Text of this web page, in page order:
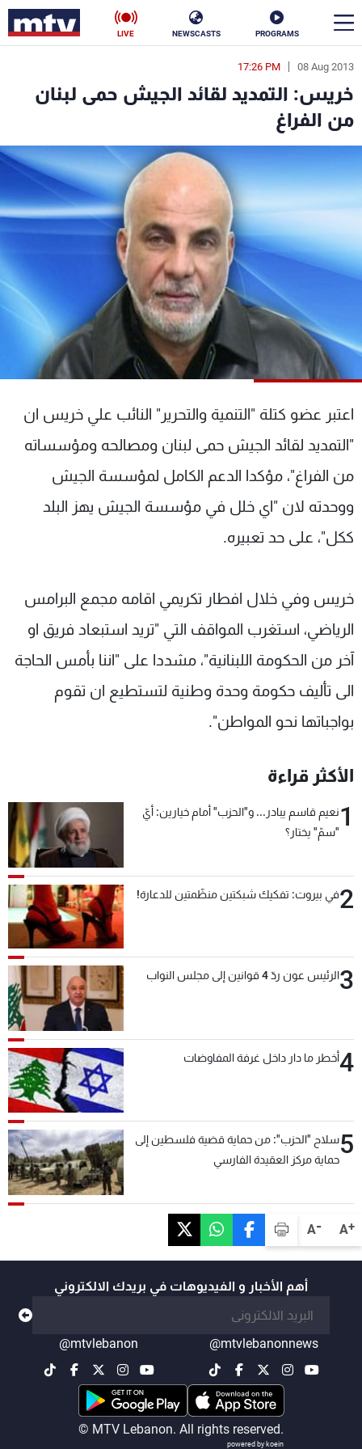
PROGRAMS
NEWSCASTS
LIVE
A+
A-
08 Aug 2013
17:26 PM
خريس: التمديد لقائد الجيش حمى لبنان
من الفراغ
اعتبر عضو كتلة "التنمية والتحرير" النائب علي خريس ان
"التمديد لقائد الجيش حمى لبنان ومصالحه ومؤسساته
من الفراغ"، مؤكدا الدعم الكامل لمؤسسة الجيش
ووحدته لان "اي خلل في مؤسسة الجيش يهز البلد
ككل"، على حد تعبيره.
خريس وفي خلال افطار تكريمي اقامه مجمع البرامس
الرياضي، استغرب المواقف التي "تريد استبعاد فريق او
آخر من الحكومة اللبنانية"، مشددا على "اننا بأمس الحاجة
الى تأليف حكومة وحدة وطنية لتستطيع ان تقوم
بواجباتها نحو المواطن".
الأكثر قراءة
1نعيم قاسم يبادر... و"الحزب" أمام خيارين: أيّ
"سمّ" يختار؟
2في بيروت: تفكيك شبكتين منظّمتين للدعارة!
3الرئيس عون ردّ 4 قوانين إلى مجلس النواب
4أخطر ما دار داخل غرفة المفاوضات
5سلاح "الحزب": من حماية قضية فلسطين إلى
حماية مركز العقيدة الفارسي
أهم الأخبار و الفيديوهات في بريدك الالكتروني
@mtvlebanonnews
@mtvlebanon
© MTV Lebanon. All rights reserved.
powered by koein
en
الأخبار
سياسة ناس
إقتصاد
منوعات رياضة
كأس العالم
البرامج
جدول البرامج
شاهد البرامج
عن MTV
الإنـتـاج
لاعلاناتكم
وظائف
تواصل معنا
شروط الإسـتخدام
سياسة الخصوصية